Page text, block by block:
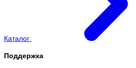
Каталог
Поддержка